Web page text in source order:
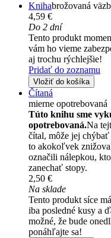
Knihabrožovaná
4,59 €
Do 2 dní
Tento produkt
vám ho vieme
aj trochu rýchlejšie!
Pridať do zoznamu
Vložiť do košíka
Čítaná
mierne opotrebovaná
Túto knihu sme
opotrebovaná.Na
čítal, môže jej chýbať
to akokoľvek
označili nálepkou,
zanechať stopy.
2,50 €
Na sklade
Tento produkt síce
iba posledné kusy a
možné, že bude
ponáhľajte sa!